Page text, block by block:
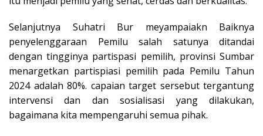
Selanjutnya Suhatri Bur meyampaiakn Baiknya
penyelenggaraan Pemilu salah satunya ditandai
dengan tingginya partispasi pemilih, provinsi Sumbar
menargetkan partispiasi pemilih pada Pemilu Tahun
2024 adalah 80%. capaian target sersebut tergantung
intervensi dan dan sosialisasi yang dilakukan,
bagaimana kita mempengaruhi semua pihak.